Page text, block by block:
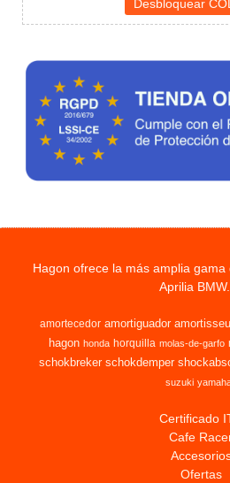
Hagon ofrece la más amplia
Aprilia
amortecedor amortiguador
hagon honda horquilla molas-de-garfo
schokbreker schokdemper
suzuki
Certificado
Cafe
Ofertas